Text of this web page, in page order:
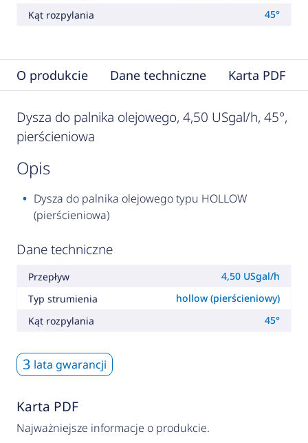
Kąt rozpylania
45°
O produkcie Dane techniczne Karta PDF
Dysza do palnika olejowego, 4,50 USgal/h, 45°,
pierścieniowa
opis
Dysza do palnika olejowego typu HOLLOW
(pierścieniowa)
Dane techniczne
Przepływ
4,50 USgal/h
Typ strumienia
hollow (pierścieniowy)
Kąt rozpylania
45°
3 lata gwarancji
Karta PDF
Najważniejsze informacje o produkcie.